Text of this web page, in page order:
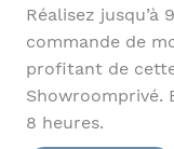
Réalisez jusqu’à
commande de
profitant de
Showroomprivé.
8 heures.